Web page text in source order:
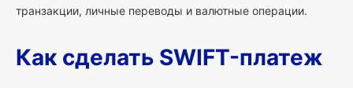
транзакции, личные переводы и валютные операции.
Как сделать SWIFT-платеж